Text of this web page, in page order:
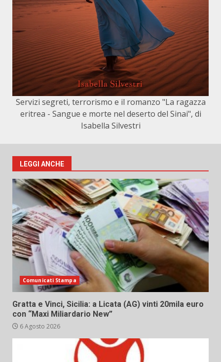
Servizi segreti, terrorismo e il romanzo "La ragazza
eritrea - Sangue e morte nel deserto del Sinai", di
Isabella Silvestri
LEGGI ANCHE
Comunicati Stampa
Gratta e Vinci, Sicilia: a Licata (AG) vinti 20mila euro
con “Maxi Miliardario New”
6 Agosto 2026